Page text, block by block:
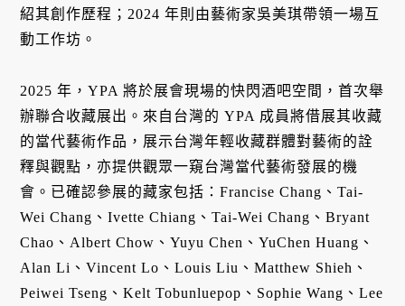
紹其創作歷程；2024 年則由藝術家吳美琪帶領一場互
動工作坊。
2025 年，YPA 將於展會現場的快閃酒吧空間，首次舉
辦聯合收藏展出。來自台灣的 YPA 成員將借展其收藏
的當代藝術作品，展示台灣年輕收藏群體對藝術的詮
釋與觀點，亦提供觀眾一窺台灣當代藝術發展的機
會。已確認參展的藏家包括：Francise Chang、Tai-
Wei Chang、Ivette Chiang、Tai-Wei Chang、Bryant
Chao、Albert Chow、Yuyu Chen、YuChen Huang、
Alan Li、Vincent Lo、Louis Liu、Matthew Shieh、
Peiwei Tseng、Kelt Tobunluepop、Sophie Wang、Lee